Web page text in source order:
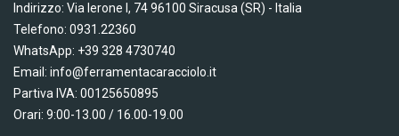
Indirizzo: Via Ierone I, 74 96100 Siracusa (SR) - Italia
Telefono: 0931.22360
WhatsApp: +39 328 4730740
Email: info@ferramentacaracciolo.it
Partiva IVA: 00125650895
Orari: 9:00-13.00 / 16.00-19.00